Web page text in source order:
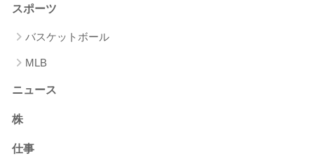
スポーツ
バスケットボール
MLB
ニュース
株
仕事